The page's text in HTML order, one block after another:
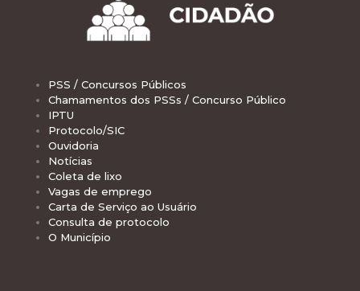
PSS / Concursos Públicos
Chamamentos dos PSSs / Concurso Público
IPTU
Protocolo/SIC
Ouvidoria
Notícias
Coleta de lixo
Vagas de emprego
Carta de Serviço ao Usuário
Consulta de protocolo
O Município